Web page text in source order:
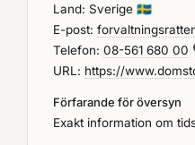
Land: Sverige 🇸🇪
E-post:
Telefon: 08-561 680 00
URL: https://
Förfarande för översyn
Exakt information om